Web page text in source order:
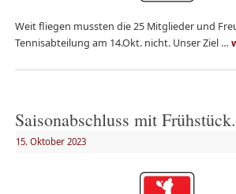
Weit fliegen mussten die 25 Mitglieder und
Tennisabteilung am 14.Okt. nicht. Unser Ziel …
Saisonabschluss mit Frühstück.
15. Oktober 2023